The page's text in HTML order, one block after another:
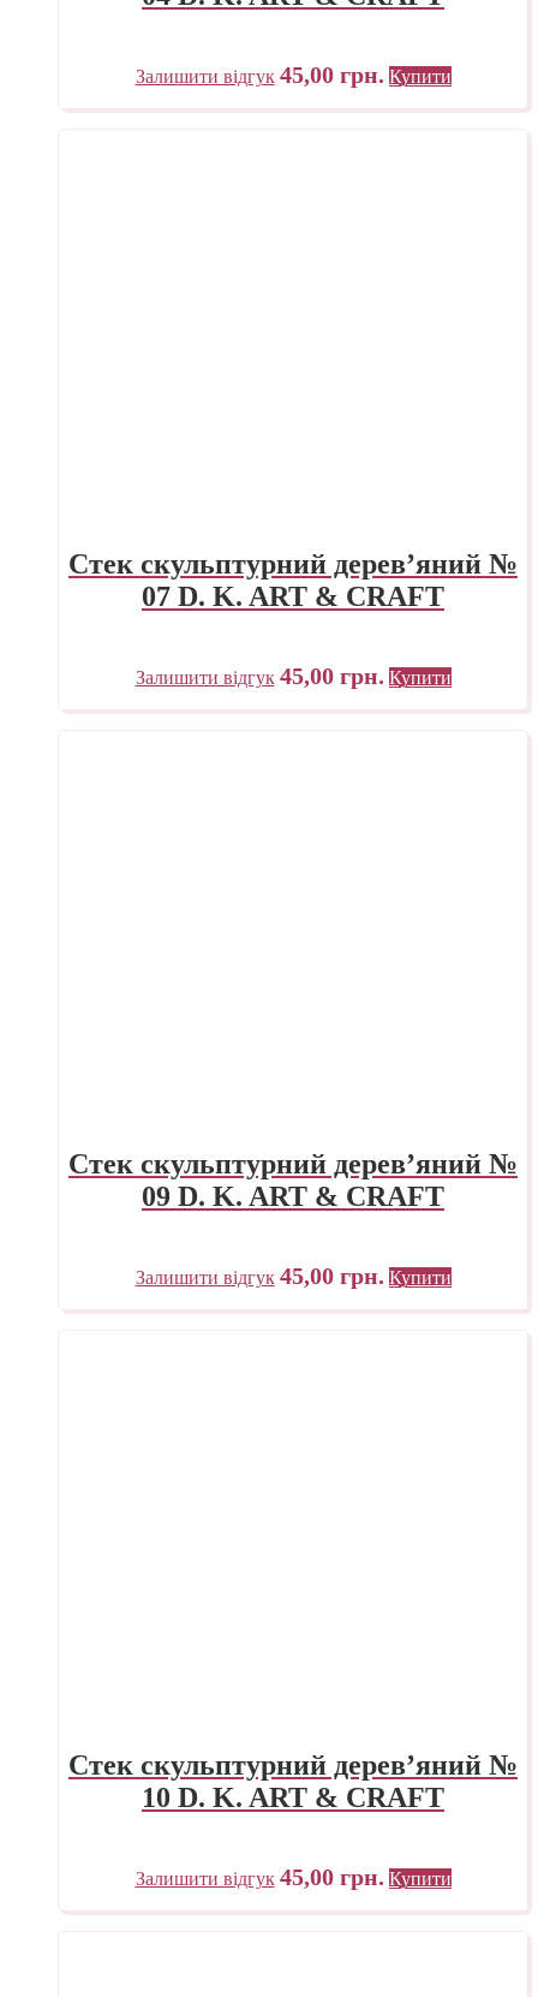
Залишити відгук 45,00 грн. Купити
Стек скульптурний дерев’яний №
07 D. K. ART & CRAFT
Залишити відгук 45,00 грн. Купити
Стек скульптурний дерев’яний №
09 D. K. ART & CRAFT
Залишити відгук 45,00 грн. Купити
Стек скульптурний дерев’яний №
10 D. K. ART & CRAFT
Залишити відгук 45,00 грн. Купити